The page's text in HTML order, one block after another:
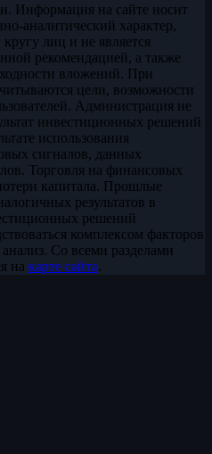
Информация на сайте носит
аналитический характер,
лиц и не является
рекомендацией, а также
вложений. При
цели, возможности
Администрация не
инвестиционных решений
использования
сигналов, данных
Торговля на финансовых
капитала. Прошлые
результатов в
решений
комплексом факторов
Со всеми разделами
на карте сайта.